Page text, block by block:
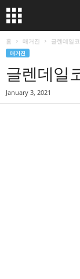
홈 매거진 글렌데일
매거진
글렌데일
January 3, 2021